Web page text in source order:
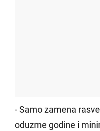
- Samo zamena
oduzme godine i